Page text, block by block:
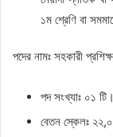
১ম শ্রেণি বা
পদের নামঃ সহকারী
পদ সংখ্যাঃ ০১ টি।
বেতন স্কেলঃ